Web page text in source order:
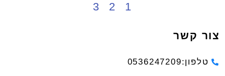
1
2
3
צור קשר
טלפון:0536247209